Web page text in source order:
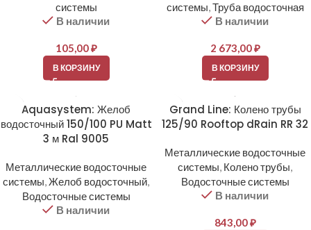
системы
В наличии
105,00₽
В КОРЗИНУ
системы,Труба водосточная
В наличии
2 673,00₽
В КОРЗИНУ
Aquasystem: Желоб
водосточный 150/100 PU Matt
3 м Ral 9005
Металлические водосточные
системы,Желоб водосточный,
Водосточные системы
В наличии
Grand Line: Колено трубы
125/90 Rooftop dRain RR 32
Металлические водосточные
системы, Колено трубы,
Водосточные системы
В наличии
843,00₽